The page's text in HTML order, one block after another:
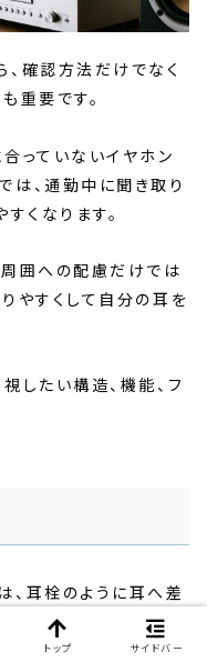
確認方法だけでなく
重要です。
っていないイヤホン
、通勤中に聞き取り
くなります。
囲への配慮だけでは
やすくして自分の耳を
したい構造、機能、フ
耳栓のように耳へ差
ています。
トップ サイドバー